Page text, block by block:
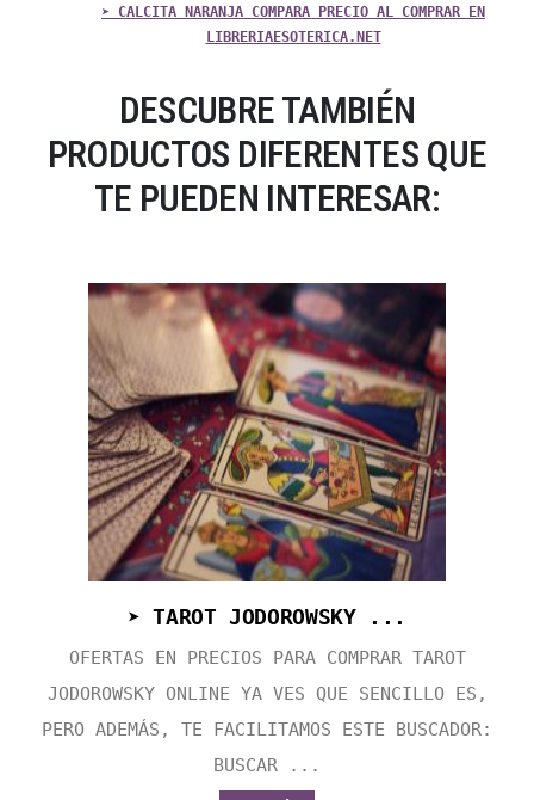
➤ CALCITA NARANJA COMPARA PRECIO AL COMPRAR EN
LIBRERIAESOTERICA.NET
DESCUBRE TAMBIÉN
PRODUCTOS DIFERENTES QUE
TE PUEDEN INTERESAR:
➤ TAROT JODOROWSKY ...
OFERTAS EN PRECIOS PARA COMPRAR TAROT
JODOROWSKY ONLINE YA VES QUE SENCILLO ES,
PERO ADEMÁS, TE FACILITAMOS ESTE BUSCADOR:
BUSCAR ...